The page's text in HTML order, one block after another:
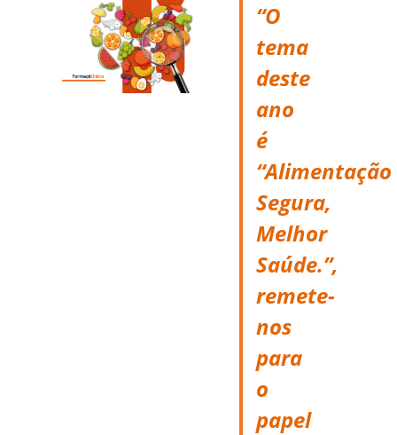
“O
tema
deste
ano
é
“Alimentação
Segura,
Melhor
Saúde.”,
remete-
nos
para
o
papel